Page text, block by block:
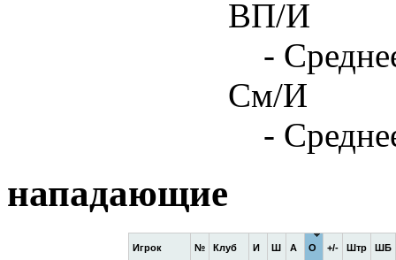
ВП/И
-
См/И
-
нападающие
Игрок № Клуб И Ш А О +/- Штр ШБ